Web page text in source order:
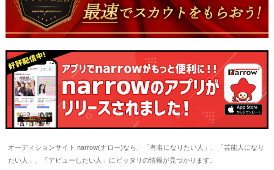
オーディションサイト narrow(ナロー)なら、「有名になりたい人」、「芸能人になり
たい人」、「デビューしたい人」にピッタリの情報が見つかります。